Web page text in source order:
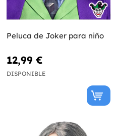
Peluca de Joker para niño
12,99 €
DISPONIBLE